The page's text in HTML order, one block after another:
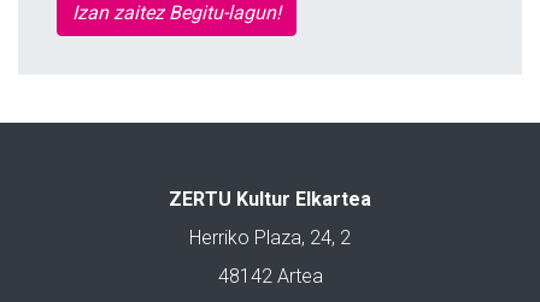
Izan zaitez Begitu-lagun!
ZERTU Kultur Elkartea
Herriko Plaza, 24, 2
48142 Artea